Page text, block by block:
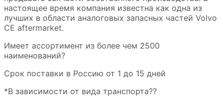
настоящее время компания известна как одна из
лучших в области аналоговых запасных частей Volvo
CE aftermarket.
Имеет ассортимент из более чем 2500
наименований?
Срок поставки в Россию от 1 до 15 дней
*В зависимости от вида транспорта??